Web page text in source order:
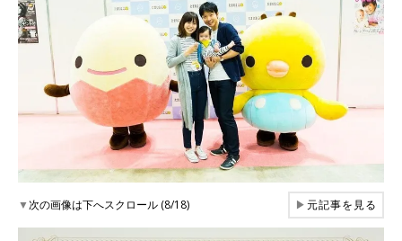
▼次の画像は下へスクロール (8/18) ▶元記事を見る